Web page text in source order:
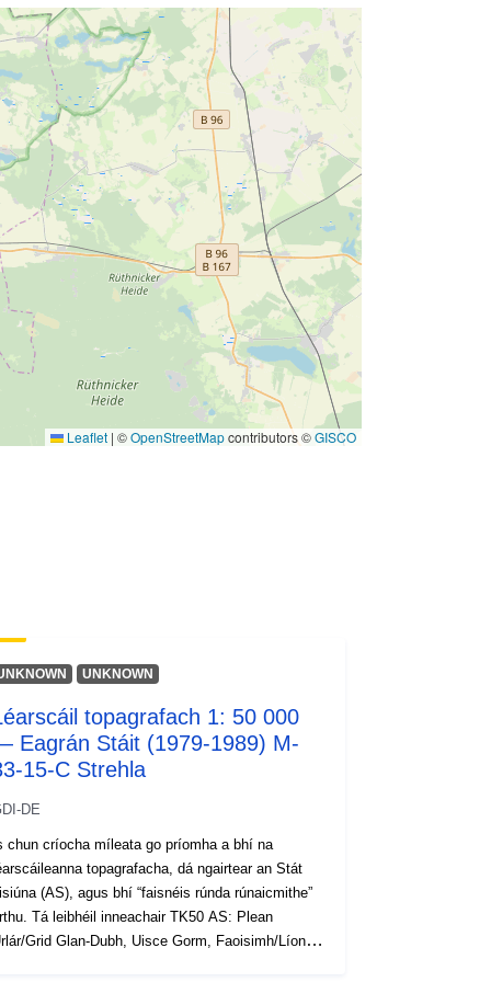
Leaflet | ©OpenStreetMapcontributors ©GISCO
UNKNOWN
topagrafach 1: 50 000
Eagrán Stáit (1979-1989) M-
15-C Strehla
DE
chun críocha míleata go príomha a bhí na
topagrafacha, dá ngairtear an Stát
(AS), agus bhí “faisnéis rúnda rúnaicmithe”
Tá leibhéil inneachair TK50 AS: Plean
Grid Glan-Dubh, Uisce Gorm, Faoisimh/Líon